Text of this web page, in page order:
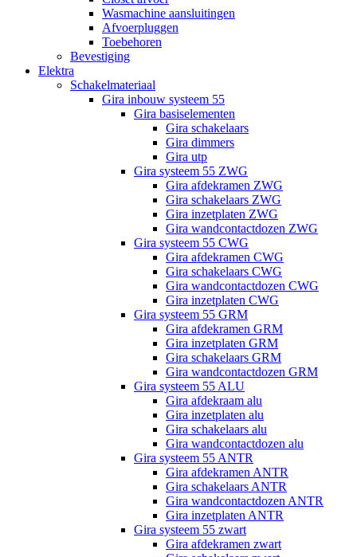
Wasmachine aansluitingen
Afvoerpluggen
Toebehoren
Bevestiging
Elektra
Schakelmateriaal
Gira inbouw systeem 55
Gira basiselementen
Gira schakelaars
Gira dimmers
Gira utp
Gira systeem 55 ZWG
Gira afdekramen ZWG
Gira schakelaars ZWG
Gira inzetplaten ZWG
Gira wandcontactdozen ZWG
Gira systeem 55 CWG
Gira afdekramen CWG
Gira schakelaars CWG
Gira wandcontactdozen CWG
Gira inzetplaten CWG
Gira systeem 55 GRM
Gira afdekramen GRM
Gira inzetplaten GRM
Gira schakelaars GRM
Gira wandcontactdozen GRM
Gira systeem 55 ALU
Gira afdekraam alu
Gira inzetplaten alu
Gira schakelaars alu
Gira wandcontactdozen alu
Gira systeem 55 ANTR
Gira afdekramen ANTR
Gira schakelaars ANTR
Gira wandcontactdozen ANTR
Gira inzetplaten ANTR
Gira systeem 55 zwart
Gira afdekramen zwart